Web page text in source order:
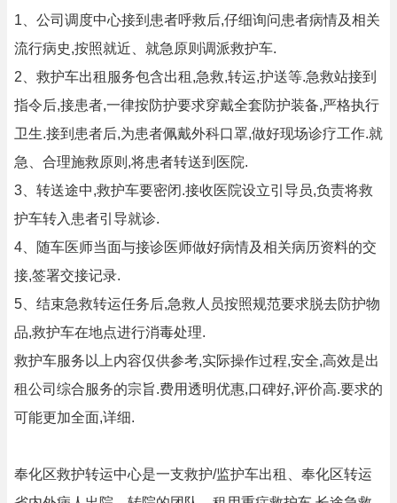
1、公司调度中心接到患者呼救后,仔细询问患者病情及相关
流行病史,按照就近、就急原则调派救护车.
2、救护车出租服务包含出租,急救,转运,护送等.急救站接到
指令后,接患者,一律按防护要求穿戴全套防护装备,严格执行
卫生.接到患者后,为患者佩戴外科口罩,做好现场诊疗工作.就
急、合理施救原则,将患者转送到医院.
3、转送途中,救护车要密闭.接收医院设立引导员,负责将救
护车转入患者引导就诊.
4、随车医师当面与接诊医师做好病情及相关病历资料的交
接,签署交接记录.
5、结束急救转运任务后,急救人员按照规范要求脱去防护物
品,救护车在地点进行消毒处理.
救护车服务以上内容仅供参考,实际操作过程,安全,高效是出
租公司综合服务的宗旨.费用透明优惠,口碑好,评价高.要求的
可能更加全面,详细.
奉化区救护转运中心是一支救护/监护车出租、奉化区转运